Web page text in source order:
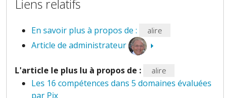
Liens relatifs
En savoir plus à propos de : alire
Article de administrateur
L'article le plus lu à propos de : alire
Les 16 compétences dans 5 domaines évaluées
par Pix